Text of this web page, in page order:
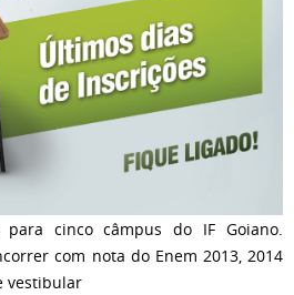
para cinco câmpus do IF Goiano.
com nota do Enem 2013, 2014
vestibular